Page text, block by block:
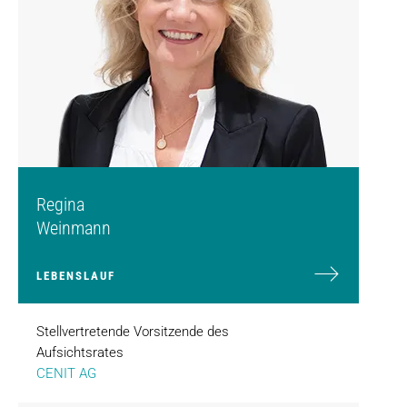
Regina
Weinmann
LEBENSLAUF
Stellvertretende Vorsitzende des
Aufsichtsrates
CENIT AG